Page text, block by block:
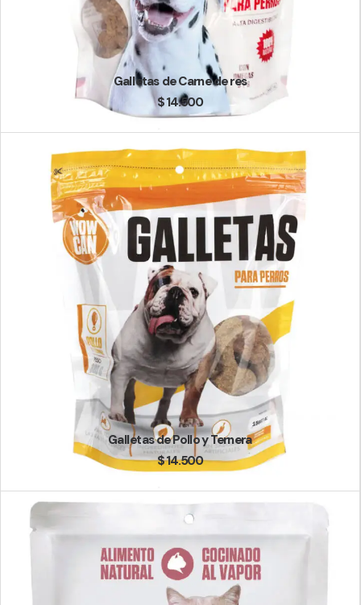
.
0
0
.
0
Galletas de Carne de res
$14.500
Galletas de Pollo y Ternera
$14.500